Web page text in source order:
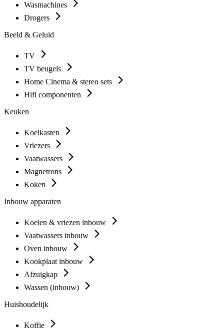
Wasmachines
Drogers
Beeld & Geluid
TV
TV beugels
Home Cinema & stereo sets
Hifi componenten
Keuken
Koelkasten
Vriezers
Vaatwassers
Magnetrons
Koken
Inbouw apparaten
Koelen & vriezen inbouw
Vaatwassers inbouw
Oven inbouw
Kookplaat inbouw
Afzuigkap
Wassen (inbouw)
Huishoudelijk
Koffie